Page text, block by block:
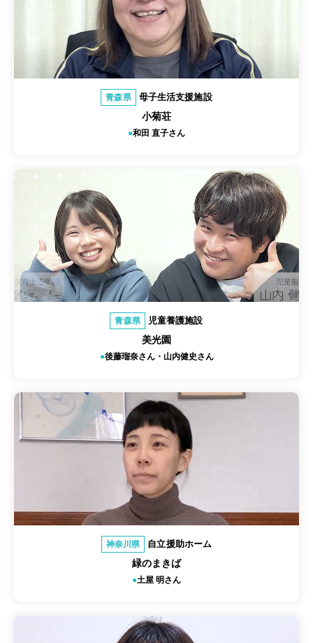
青森県 母子生活支援施設
小菊荘
和田 直子さん
青森県 児童養護施設
美光園
後藤瑠奈さん・山内健史さん
神奈川県 自立援助ホーム
緑のまきば
土屋 明さん